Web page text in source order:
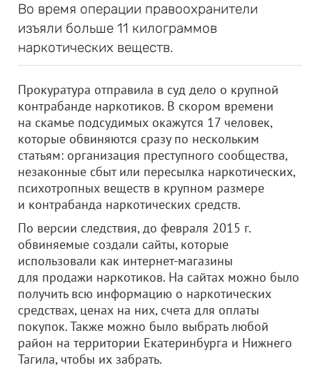
Во время операции правоохранители
изъяли больше 11 килограммов
наркотических веществ.
Прокуратура отправила в суд дело о крупной
контрабанде наркотиков. В скором времени
на скамье подсудимых окажутся 17 человек,
которые обвиняются сразу по нескольким
статьям: организация преступного сообщества,
незаконные сбыт или пересылка наркотических,
психотропных веществ в крупном размере
и контрабанда наркотических средств.
По версии следствия, до февраля 2015 г.
обвиняемые создали сайты, которые
использовали как интернет-магазины
для продажи наркотиков. На сайтах можно было
получить всю информацию о наркотических
средствах, ценах на них, счета для оплаты
покупок. Также можно было выбрать любой
район на территории Екатеринбурга и Нижнего
Тагила, чтобы их забрать.